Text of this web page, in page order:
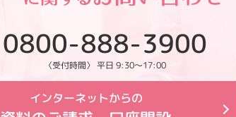
0800-888-3900
〈受付時間〉 平日 9:30～17:00
インターネットからの